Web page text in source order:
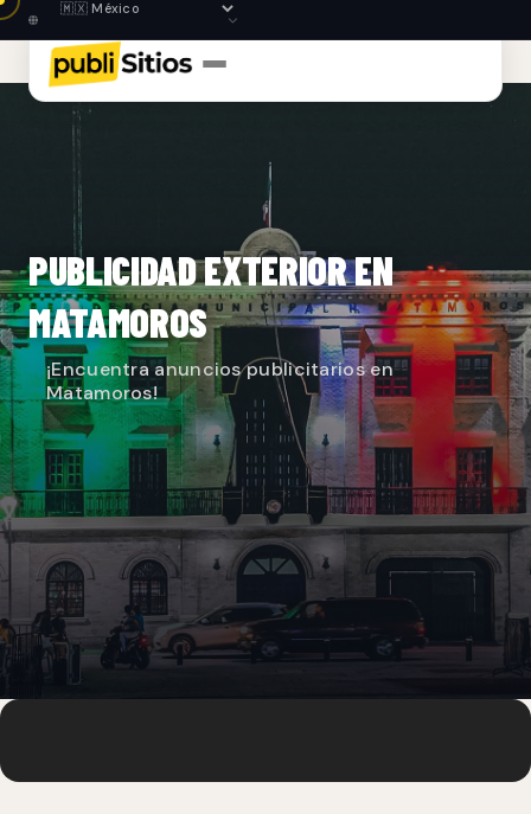
PUBLICIDAD EXTERIOR EN
MATAMOROS
¡Encuentra anuncios publicitarios en
Matamoros!